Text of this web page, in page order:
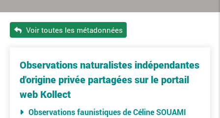
Voir toutes les métadonnées
Observations naturalistes indépendantes
d'origine privée partagées sur le portail
web Kollect
Observations faunistiques de Céline SOUAMI